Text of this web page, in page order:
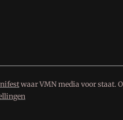
waar VMN media voor staat.